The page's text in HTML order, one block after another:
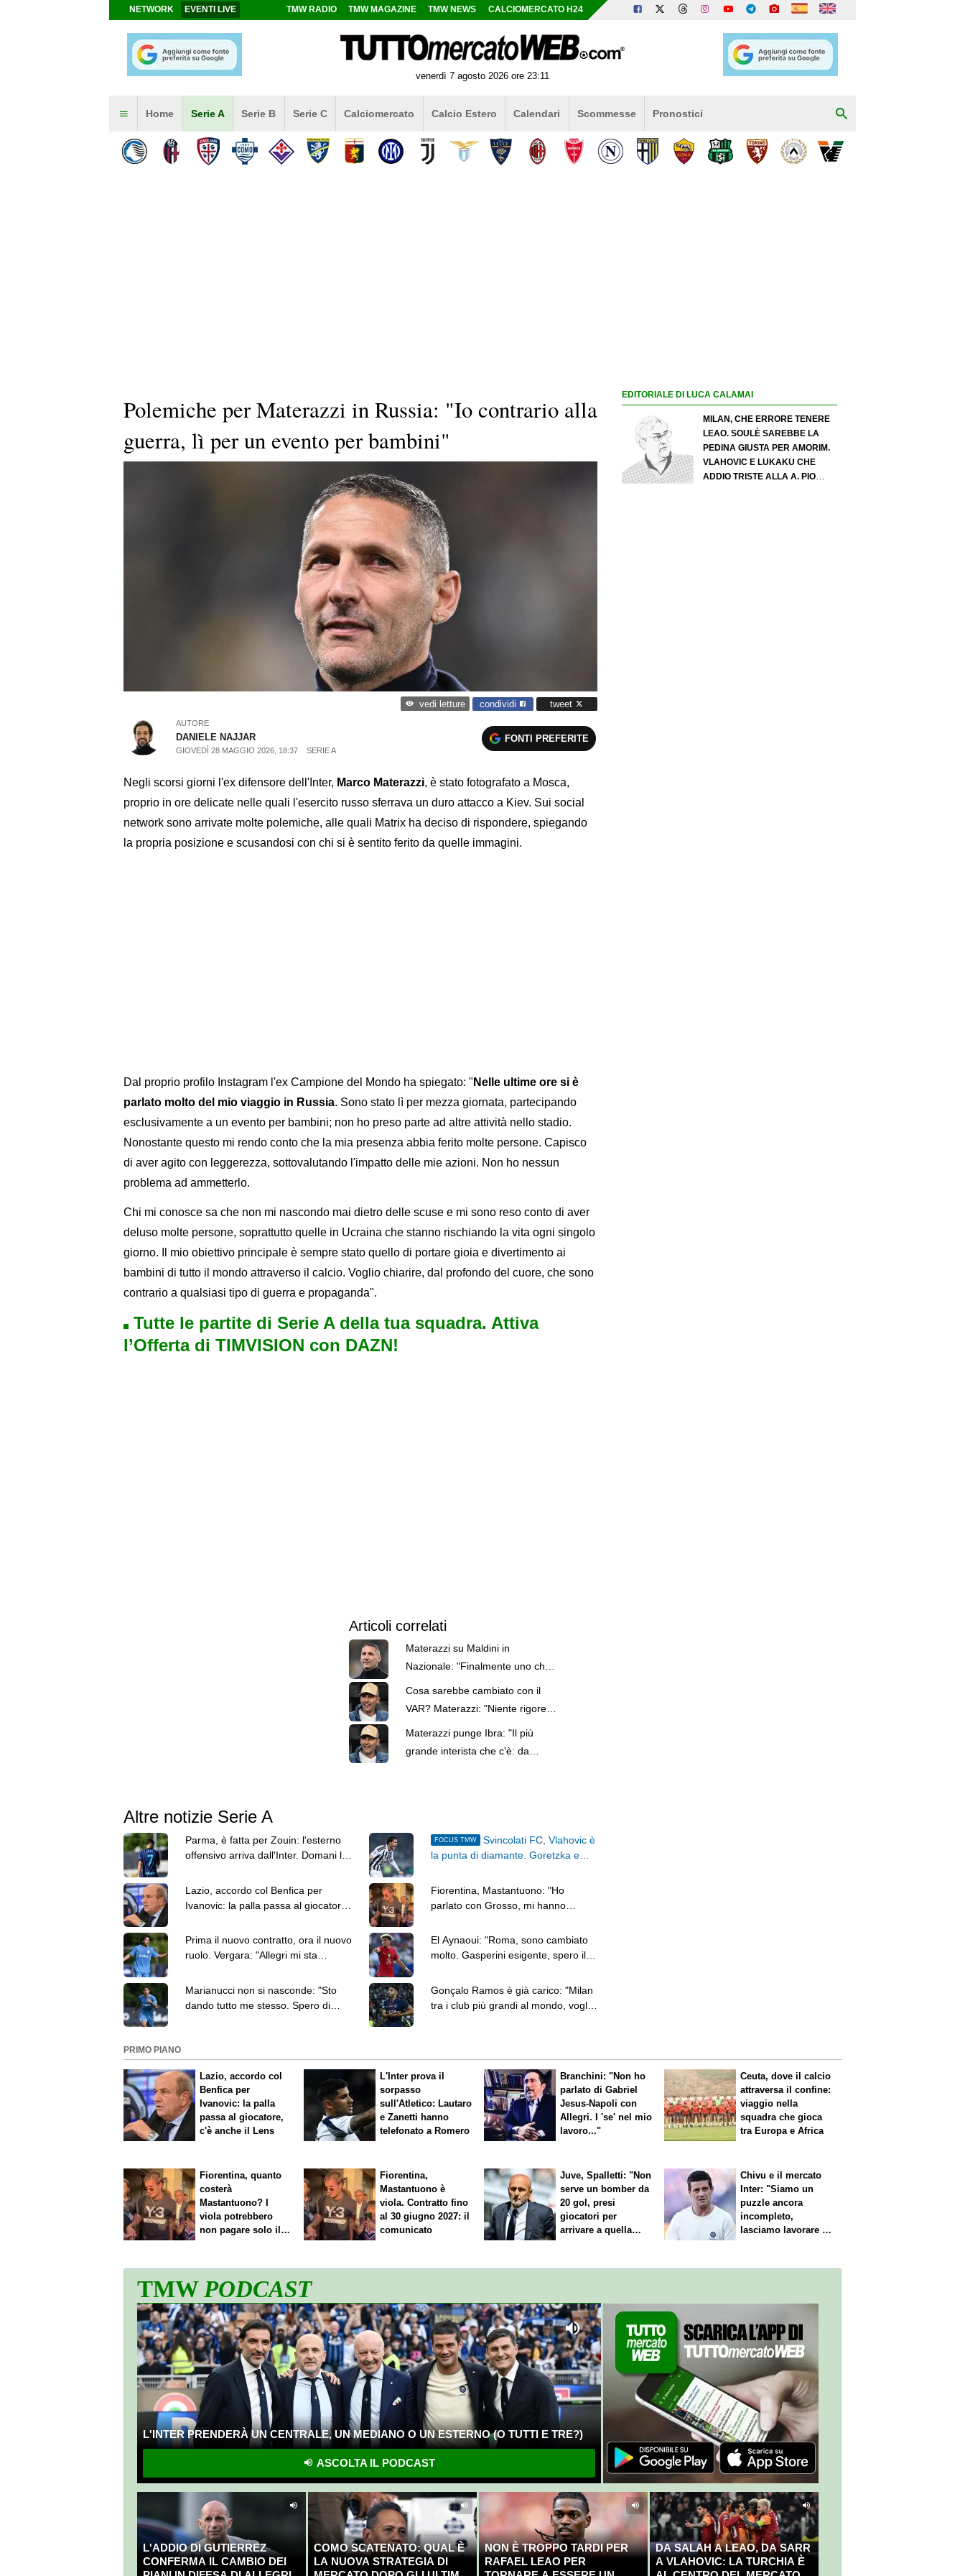
NETWORK EVENTI LIVE TMW RADIO TMW MAGAZINE TMW NEWS CALCIOMERCATO H24
venerdì 7 agosto 2026 ore 23:11
Home Serie A Serie B Serie C Calciomercato Calcio Estero Calendari Scommesse Pronostici
Polemiche per Materazzi in Russia: "Io contrario alla
guerra, lì per un evento per bambini"
vedi letture condividi tweet
AUTORE
DANIELE NAJJAR
GIOVEDÌ 28 MAGGIO 2026, 18:37 SERIE A
FONTI PREFERITE
Negli scorsi giorni l'ex difensore dell'Inter, Marco Materazzi, è stato fotografato a Mosca,
proprio in ore delicate nelle quali l'esercito russo sferrava un duro attacco a Kiev. Sui social
network sono arrivate molte polemiche, alle quali Matrix ha deciso di rispondere, spiegando
la propria posizione e scusandosi con chi si è sentito ferito da quelle immagini.
Dal proprio profilo Instagram l'ex Campione del Mondo ha spiegato: " Nelle ultime ore si è
parlato molto del mio viaggio in Russia. Sono stato lì per mezza giornata, partecipando
esclusivamente a un evento per bambini; non ho preso parte ad altre attività nello stadio.
Nonostante questo mi rendo conto che la mia presenza abbia ferito molte persone. Capisco
di aver agito con leggerezza, sottovalutando l'impatto delle mie azioni. Non ho nessun
problema ad ammetterlo.
Chi mi conosce sa che non mi nascondo mai dietro delle scuse e mi sono reso conto di aver
deluso molte persone, soprattutto quelle in Ucraina che stanno rischiando la vita ogni singolo
giorno. Il mio obiettivo principale è sempre stato quello di portare gioia e divertimento ai
bambini di tutto il mondo attraverso il calcio. Voglio chiarire, dal profondo del cuore, che sono
contrario a qualsiasi tipo di guerra e propaganda".
Tutte le partite di Serie A della tua squadra. Attiva
l’Offerta di TIMVISION con DAZN!
Articoli correlati
Materazzi su Maldini in
Nazionale: "Finalmente uno che
sa di calcio e non insegue le
poltrone"
Cosa sarebbe cambiato con il
VAR? Materazzi: "Niente rigore
Materazzi punge Ibra: "Il più
grande interista che c'è: da
Altre notizie Serie A
Parma, è fatta per Zouin: l'esterno
offensivo arriva dall'Inter. Domani le
FOCUS TMW
Svincolati FC, Vlahovic è
la punta di diamante. Goretzka e
Lazio, accordo col Benfica per
Ivanovic: la palla passa al giocatore,
Fiorentina, Mastantuono: "Ho
parlato con Grosso, mi hanno
Prima il nuovo contratto, ora il nuovo
ruolo. Vergara: "Allegri mi sta
El Aynaoui: "Roma, sono cambiato
molto. Gasperini esigente, spero il
Marianucci non si nasconde: "Sto
dando tutto me stesso. Spero di
Gonçalo Ramos è già carico: "Milan
tra i club più grandi al mondo, voglio
EDITORIALE DI LUCA CALAMAI
MILAN, CHE ERRORE TENERE
LEAO. SOULÈ SAREBBE LA
PEDINA GIUSTA PER AMORIM.
VLAHOVIC E LUKAKU CHE
ADDIO TRISTE ALLA A. PIO
PRIMO PIANO
Lazio, accordo col
Benfica per
Ivanovic: la palla
passa al giocatore,
c'è anche il Lens
L'Inter prova il
sorpasso
sull'Atletico: Lautaro
e Zanetti hanno
telefonato a Romero
Branchini: "Non ho
parlato di Gabriel
Jesus-Napoli con
Allegri. I 'se' nel mio
lavoro..."
Ceuta, dove il calcio
attraversa il confine:
viaggio nella
squadra che gioca
tra Europa e Africa
Fiorentina, quanto
costerà
Mastantuono? I
viola potrebbero
non pagare solo il
Fiorentina,
Mastantuono è
viola. Contratto fino
al 30 giugno 2027: il
comunicato
Juve, Spalletti: "Non
serve un bomber da
20 gol, presi
giocatori per
arrivare a quella
Chivu e il mercato
Inter: "Siamo un
puzzle ancora
incompleto,
lasciamo lavorare i
TMWPODCAST
L'INTER PRENDERÀ UN CENTRALE, UN MEDIANO O UN ESTERNO (O TUTTI E TRE?)
ASCOLTA IL PODCAST
L'ADDIO DI GUTIERREZ
CONFERMA IL CAMBIO DEI
COMO SCATENATO: QUAL È
LA NUOVA STRATEGIA DI
NON È TROPPO TARDI PER
RAFAEL LEAO PER
DA SALAH A LEAO, DA SARR
A VLAHOVIC: LA TURCHIA È